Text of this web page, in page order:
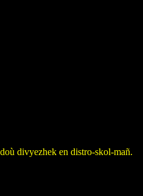
divyezhek en distro-skol-mañ.